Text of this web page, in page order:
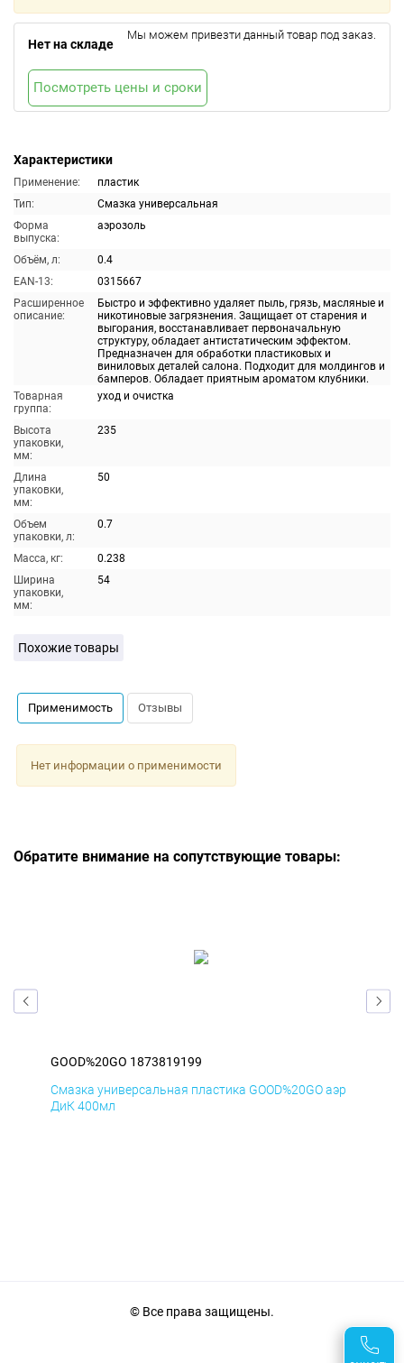
Характеристики
Применение:
пластик
Тип:
Смазка универсальная
Форма
выпуска:
аэрозоль
Объём, л:
0.4
EAN-13:
0315667
Расширенное
описание:
Быстро и эффективно удаляет пыль, грязь, масляные и
никотиновые загрязнения. Защищает от старения и
выгорания, восстанавливает первоначальную
структуру, обладает антистатическим эффектом.
Предназначен для обработки пластиковых и
виниловых деталей салона. Подходит для молдингов и
бамперов. Обладает приятным ароматом клубники.
Товарная
группа:
уход и очистка
Высота
упаковки,
мм:
235
Длина
упаковки,
мм:
50
Объем
упаковки, л:
0.7
Масса, кг:
0.238
Ширина
упаковки,
мм:
54
Нет на складе
Мы можем привезти данный товар под заказ.
Посмотреть цены и сроки
Похожие товары
Применимость Отзывы
Нет информации о применимости
Обратите внимание на сопутствующие товары:
GOOD%20GO 1873819199
Смазка универсальная пластика GOOD%20GO аэр
ДиК 400мл
© Все права защищены.